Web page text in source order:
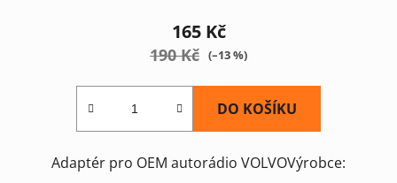
165 Kč
190 Kč (–13 %)
DO KOŠÍKU
Adaptér pro OEM autorádio VOLVOVýrobce: